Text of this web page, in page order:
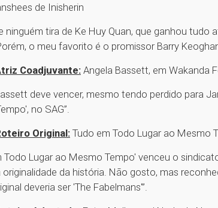
de Inisherin
ninguém tira de Ke Huy Quan, que ganhou
o meu favorito é o promissor Barry
Coadjuvante: Angela Bassett, em Wakanda
deve vencer, mesmo tendo perdido para
no SAG”.
Original:Tudo em Todo Lugar ao Mesmo
Todo Lugar ao Mesmo Tempo' venceu o
originalidade da história. Não gosto, mas
deveria ser 'The Fabelmans'”.